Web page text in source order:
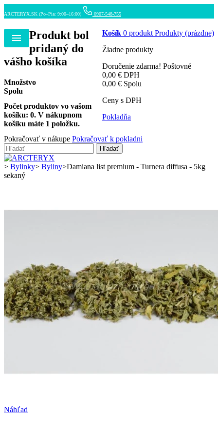
ARCTERYX.SK (Po–Pia: 9:00–16:00) 0907-548-755
Menu
Košík 0 produkt Produkty (prázdne)
Žiadne produkty
Doručenie zdarma! Poštovné
0,00 € DPH
0,00 € Spolu
Ceny s DPH
Pokladňa
Produkt bol
pridaný do
vášho košíka
Množstvo
Spolu
Počet produktov vo vašom
košíku: 0. V nákupnom
košíku máte 1 položku.
Pokračovať v nákupe Pokračovať k pokladni
Hľadať
> Bylinky> Byliny>Damiana list premium - Turnera diffusa - 5kg
sekaný
Náhľad